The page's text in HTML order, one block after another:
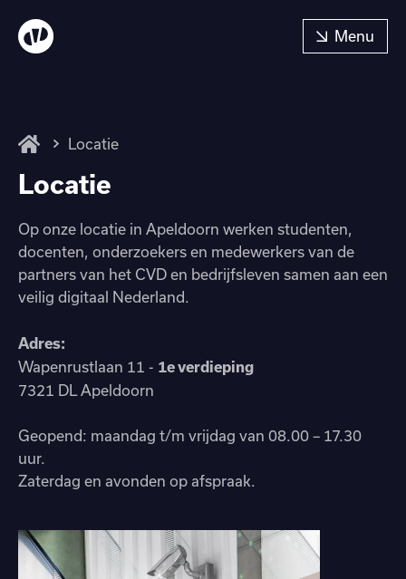
Locatie
Locatie
Op onze locatie in Apeldoorn werken studenten,
docenten, onderzoekers en medewerkers van de
partners van het CVD en bedrijfsleven samen aan een
veilig digitaal Nederland.
Adres:
Wapenrustlaan 11 - 1e verdieping
7321 DL Apeldoorn
Geopend: maandag t/m vrijdag van 08.00 – 17.30
uur.
Zaterdag en avonden op afspraak.